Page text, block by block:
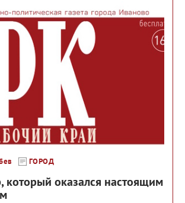
ГОРОД
который оказался настоящим